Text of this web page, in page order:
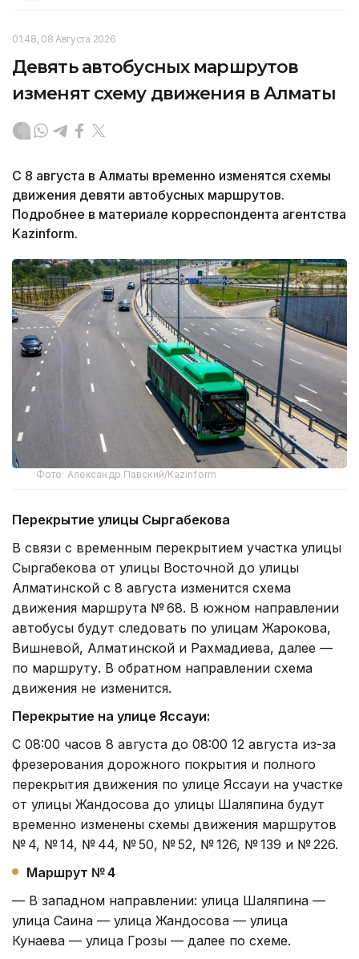
01:48, 08 Августа 2026
Девять автобусных маршрутов
изменят схему движения в Алматы
С 8 августа в Алматы временно изменятся схемы
движения девяти автобусных маршрутов.
Подробнее в материале корреспондента агентства
Kazinform.
Фото: Александр Павский/Kazinform
Перекрытие улицы Сыргабекова
В связи с временным перекрытием участка улицы
Сыргабекова от улицы Восточной до улицы
Алматинской с 8 августа изменится схема
движения маршрута № 68. В южном направлении
автобусы будут следовать по улицам Жарокова,
Вишневой, Алматинской и Рахмадиева, далее —
по маршруту. В обратном направлении схема
движения не изменится.
Перекрытие на улице Яссауи:
С 08:00 часов 8 августа до 08:00 12 августа из-за
фрезерования дорожного покрытия и полного
перекрытия движения по улице Яссауи на участке
от улицы Жандосова до улицы Шаляпина будут
временно изменены схемы движения маршрутов
№ 4, № 14, № 44, № 50, № 52, № 126, № 139 и № 226.
Маршрут № 4
— В западном направлении: улица Шаляпина —
улица Саина — улица Жандосова — улица
Кунаева — улица Грозы — далее по схеме.